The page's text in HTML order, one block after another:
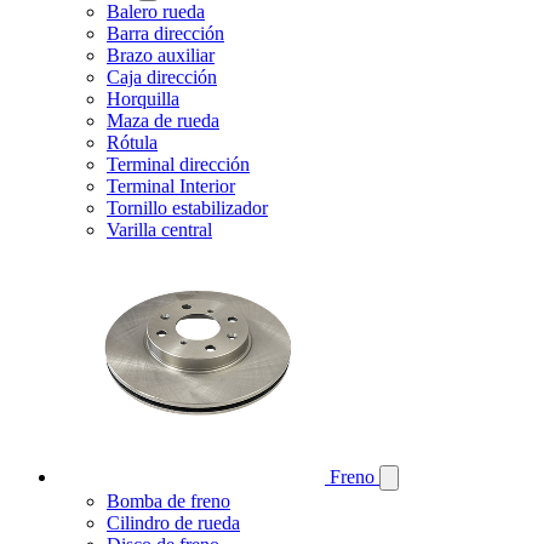
Balero rueda
Barra dirección
Brazo auxiliar
Caja dirección
Horquilla
Maza de rueda
Rótula
Terminal dirección
Terminal Interior
Tornillo estabilizador
Varilla central
Freno
Bomba de freno
Cilindro de rueda